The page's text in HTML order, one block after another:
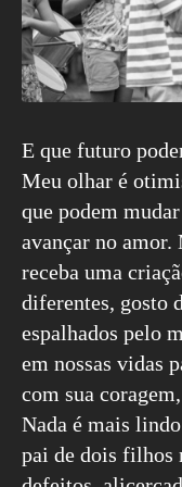
E que futuro
Meu olhar é
que podem
avançar no amor.
receba uma
diferentes, gosto
espalhados pelo
em nossas vidas
com sua
Nada é mais
pai de dois filhos